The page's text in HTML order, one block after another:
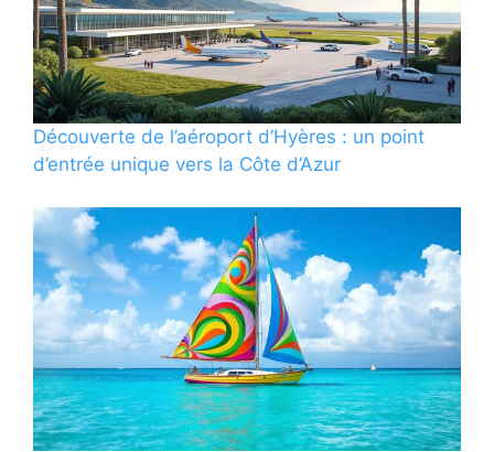
Découverte de l’aéroport d’Hyères : un point
d’entrée unique vers la Côte d’Azur